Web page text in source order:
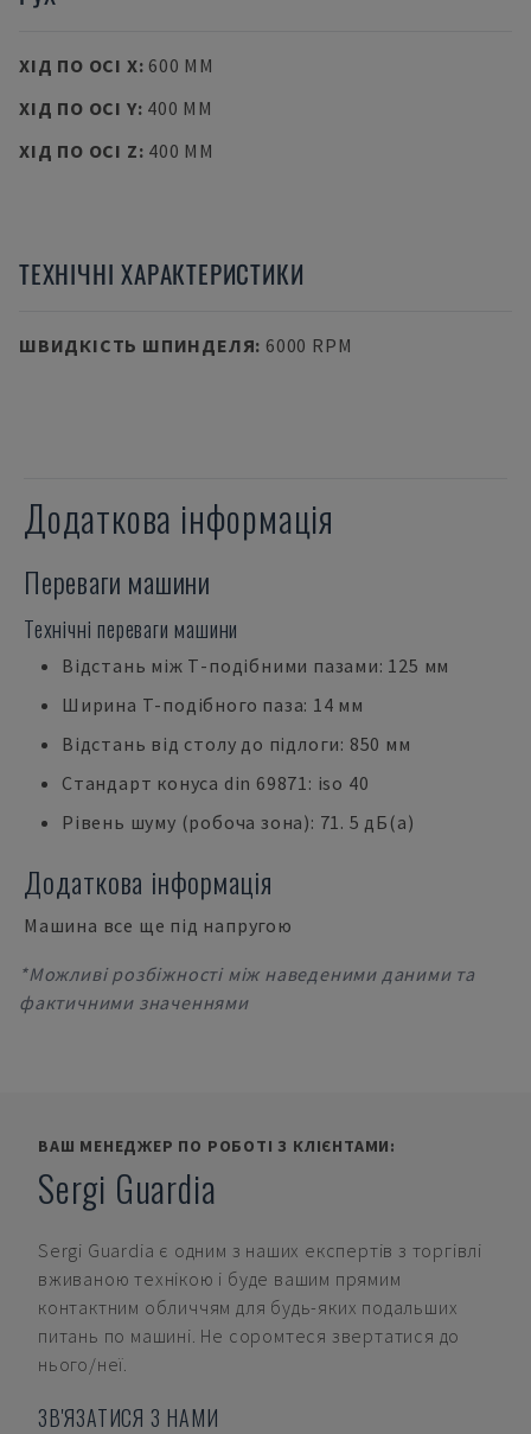
ХІД ПО ОСІ X: 600 MM
ХІД ПО ОСІ Y: 400 MM
ХІД ПО ОСІ Z: 400 MM
ТЕХНІЧНІ ХАРАКТЕРИСТИКИ
ШВИДКІСТЬ ШПИНДЕЛЯ: 6000 RPM
Додаткова інформація
Переваги машини
Технічні переваги машини
Відстань між Т-подібними пазами: 125 мм
Ширина Т-подібного паза: 14 мм
Відстань від столу до підлоги: 850 мм
Стандарт конуса din 69871: iso 40
Рівень шуму (робоча зона): 71. 5 дБ(а)
Додаткова інформація
Машина все ще під напругою
*Можливі розбіжності між наведеними даними та
фактичними значеннями
ВАШ МЕНЕДЖЕР ПО РОБОТІ З КЛІЄНТАМИ:
Sergi Guardia
Sergi Guardia є одним з наших експертів з торгівлі
вживаною технікою і буде вашим прямим
контактним обличчям для будь-яких подальших
питань по машині. Не соромтеся звертатися до
нього/неї.
ЗВ'ЯЗАТИСЯ З НАМИ